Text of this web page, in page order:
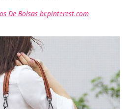
De Bolsas br.pinterest.com